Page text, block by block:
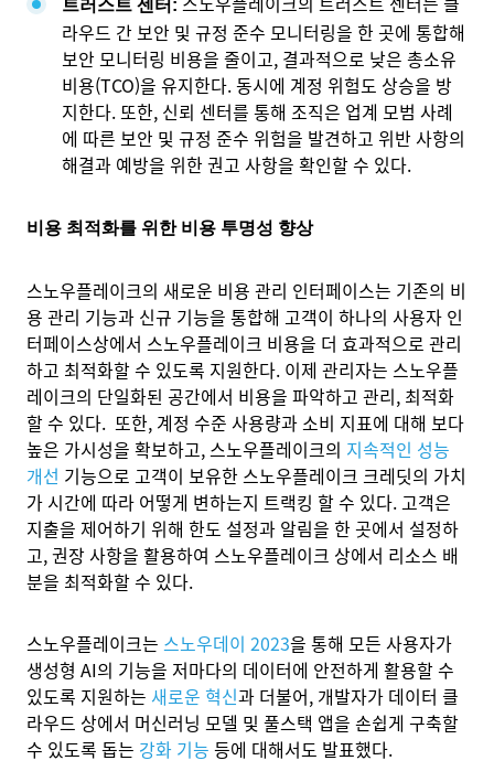
트러스트 센터:
라우드 간 보안 및 규정 준수 모니터링을 한 곳에 통합해
보안 모니터링 비용을 줄이고, 결과적으로 낮은 총소유
비용(TCO)을 유지한다. 동시에 계정 위험도 상승을 방
지한다. 또한, 신뢰 센터를 통해 조직은 업계 모범 사례
에 따른 보안 및 규정 준수 위험을 발견하고 위반 사항의
해결과 예방을 위한 권고 사항을 확인할 수 있다.
비용 최적화를 위한 비용 투명성 향상
스노우플레이크의 새로운 비용 관리 인터페이스는 기존의 비
용 관리 기능과 신규 기능을 통합해 고객이 하나의 사용자 인
터페이스상에서 스노우플레이크 비용을 더 효과적으로 관리
하고 최적화할 수 있도록 지원한다. 이제 관리자는 스노우플
레이크의 단일화된 공간에서 비용을 파악하고 관리, 최적화
할 수 있다. 또한, 계정 수준 사용량과 소비 지표에 대해 보다
높은 가시성을 확보하고, 스노우플레이크의 지속적인 성능
개선 기능으로 고객이 보유한 스노우플레이크 크레딧의 가치
가 시간에 따라 어떻게 변하는지 트랙킹 할 수 있다. 고객은
지출을 제어하기 위해 한도 설정과 알림을 한 곳에서 설정하
고, 권장 사항을 활용하여 스노우플레이크 상에서 리소스 배
분을 최적화할 수 있다.
스노우플레이크는 스노우데이 2023을 통해 모든 사용자가
생성형 AI의 기능을 저마다의 데이터에 안전하게 활용할 수
있도록 지원하는 새로운 혁신과 더불어, 개발자가 데이터 클
라우드 상에서 머신러닝 모델 및 풀스택 앱을 손쉽게 구축할
수 있도록 돕는 강화 기능 등에 대해서도 발표했다.